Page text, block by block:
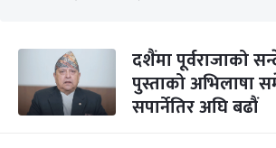
दशैंमा पूर्वराजाको
पुस्ताको अभिलाषा
सपार्नेतिर अघि बढौं